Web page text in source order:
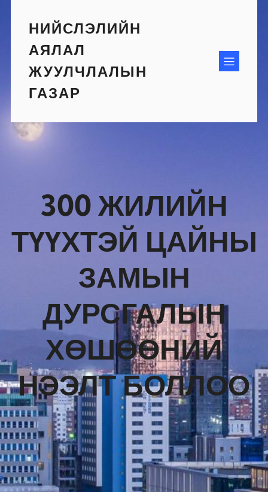
contentНИЙСЛЭЛИЙН
АЯЛАЛ
ЖУУЛЧЛАЛЫН
ГАЗАР
300 ЖИЛИЙН
ТҮҮХТЭЙ ЦАЙНЫ
ЗАМЫН
ДУРСГАЛЫН
ХӨШӨӨНИЙ
НЭЭЛТ БОЛЛОО